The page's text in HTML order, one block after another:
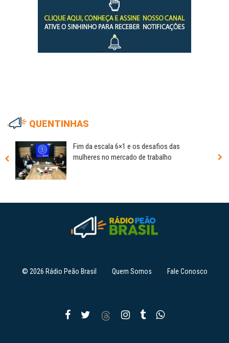
QUENTINHAS
Fim da escala 6×1 e os desafios das
mulheres no mercado de trabalho
© 2026 Rádio Peão Brasil Quem Somos Fale Conosco